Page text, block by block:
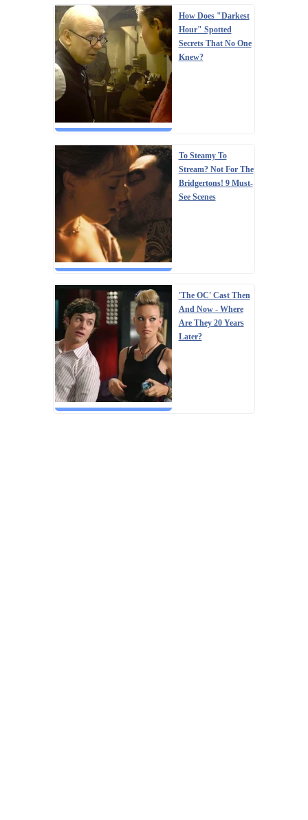
How Does "Darkest
Hour" Spotted
Secrets That No One
Knew?
To Steamy To
Stream? Not For The
Bridgertons! 9 Must-
See Scenes
'The OC' Cast Then
And Now - Where
Are They 20 Years
Later?